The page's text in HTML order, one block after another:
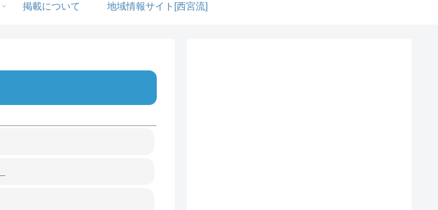
掲載について 地域情報サイト[西宮流]